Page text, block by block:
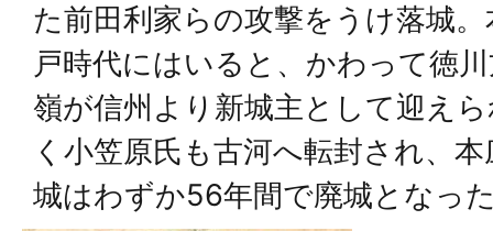
た前田利家らの攻撃をうけ落城
戸時代にはいると、かわって徳
嶺が信州より新城主として迎え
く小笠原氏も古河へ転封され、
城はわずか56年間で廃城となっ